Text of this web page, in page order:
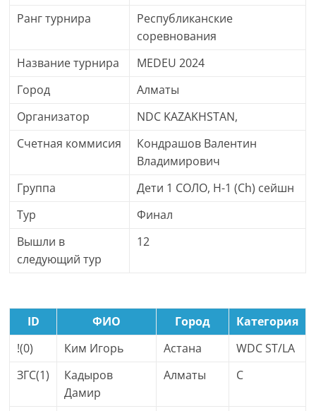
Ранг турнира
Республиканские
соревнования
Название турнира
MEDEU 2024
Город
Алматы
Организатор
NDC KAZAKHSTAN,
Счетная коммисия
Кондрашов Валентин
Владимирович
Группа
Дети 1 СОЛО, H-1 (Ch) сейшн
Тур
Финал
Вышли в
следующий тур
12
ID ФИО Город
Категория
!(0)
Ким Игорь Астана
WDC ST/LA
ЗГС(1)
Кадыров
Дамир
Алматы C